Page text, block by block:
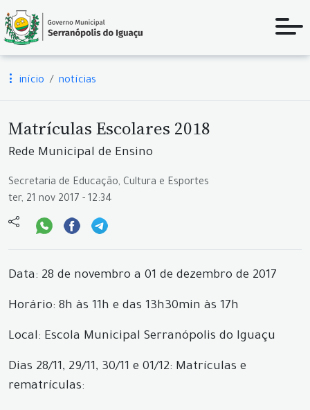
início notícias
Matrículas Escolares 2018
Rede Municipal de Ensino
Secretaria de Educação, Cultura e Esportes
ter, 21 nov 2017 - 12:34
Data: 28 de novembro a 01 de dezembro de 2017
Horário: 8h às 11h e das 13h30min às 17h
Local: Escola Municipal Serranópolis do Iguaçu
Dias 28/11, 29/11, 30/11 e 01/12: Matrículas e
rematrículas: